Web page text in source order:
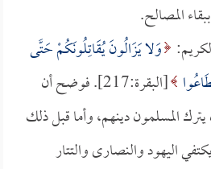
المصالح.
وَلا يَزَالُونَ يُقَاتِلُونَكُمْ حَتَّى
[البقرة:217]. فوضح أن
المسلمون دينهم، وأما قبل ذلك
اليهود والنصارى والتتار